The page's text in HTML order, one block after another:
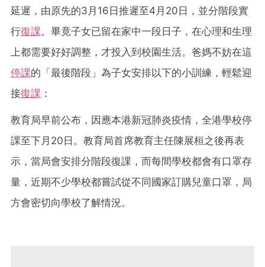
延遲，由原先的3月16日推遲至4月20日，並分階段實
行復課。畢竟子女已留在家中一段日子，在心理和生理
上都需要好好調整，才投入到校園生活。爸媽不妨在這
停課的「最後階段」為子女安排以下的小訓練，輕鬆迎
接復課 ：
教育局早前公布，因應本港新冠肺炎疫情，全港學校停
課至下月20日。教育局首席教育主任陳展桓之後再表
示，當局會安排分階段復課，而每間學校都會有口罩存
量，近期不少學校都嘗試從不同國家訂購兒童口罩，局
方會密切向學校了解情況。